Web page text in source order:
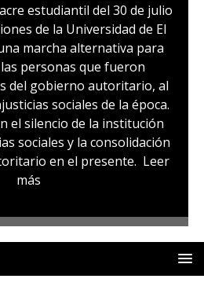
estudiantil del 30 de julio
de la Universidad de El
marcha alternativa para
personas que fueron
del gobierno autoritario, al
sociales de la época.
el silencio de la institución
sociales y la consolidación
en el presente. Leer
más